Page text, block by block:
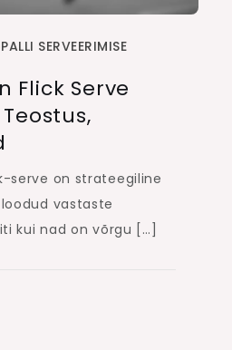
SERVEERIMISE
Flick Serve
serve on strateegiline
vastaste
kui nad on võrgu […]